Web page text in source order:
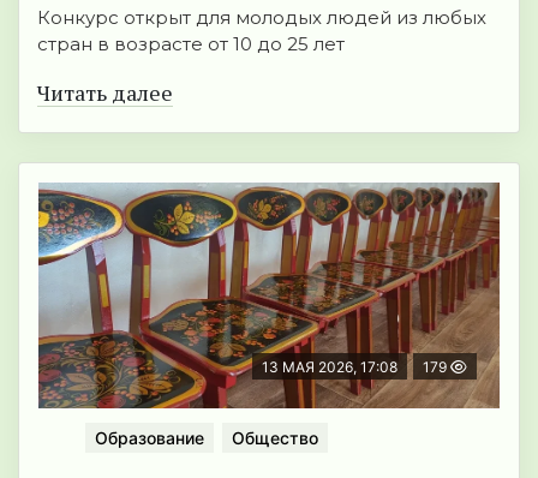
Конкурс открыт для молодых людей из любых
стран в возрасте от 10 до 25 лет
Читать далее
13 МАЯ 2026, 17:08 179
Образование Общество